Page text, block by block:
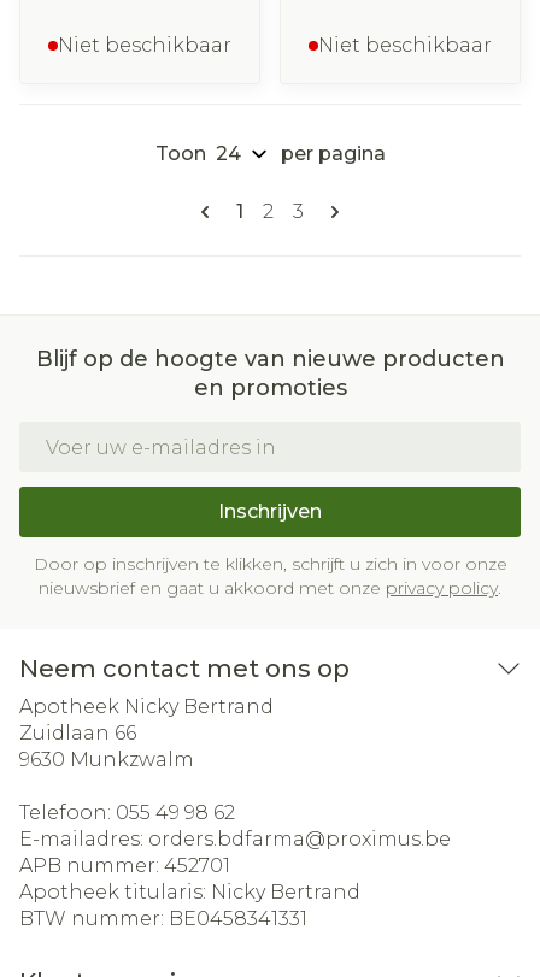
Niet beschikbaar Niet beschikbaar
Pagina's
U lees momenteel pagina
1 Pagina
2 Pagina
3
Toon per pagina
Blijf op de hoogte van nieuwe producten
en promoties
Inschrijven
Door op inschrijven te klikken, schrijft u zich in voor onze
nieuwsbrief en gaat u akkoord met onze privacy policy.
Neem contact met ons op
Apotheek Nicky Bertrand
Zuidlaan 66
9630 Munkzwalm
Telefoon: 055 49 98 62
E-mailadres: orders.bdfarma@proximus.be
APB nummer: 452701
Apotheek titularis: Nicky Bertrand
BTW nummer: BE0458341331